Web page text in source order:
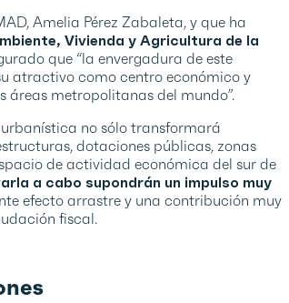
Amelia Pérez Zabaleta, y que ha
Vivienda y Agricultura de la
que “la envergadura de este
atractivo como centro económico y
áreas metropolitanas del mundo”.
no sólo transformará
dotaciones públicas, zonas
de actividad económica del sur de
a cabo supondrán un impulso muy
efecto arrastre y una contribución muy
fiscal.